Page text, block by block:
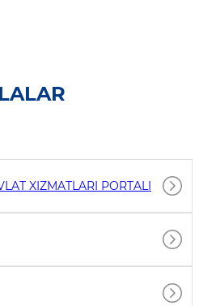
XIZMATLARI PORTALI